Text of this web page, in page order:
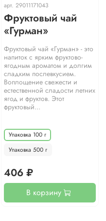
арт. 29011171043
Фруктовый чай
«Гурман»
Фруктовый чай «Гурман» - это
напиток с ярким фруктово-
ягодным ароматом и долгим
сладким послевкусием.
Воплощение свежести и
естественной сладости летних
ягод и фруктов. Этот
фруктовый...
Упаковка 100 г
Упаковка 500 г
406 ₽
В корзину